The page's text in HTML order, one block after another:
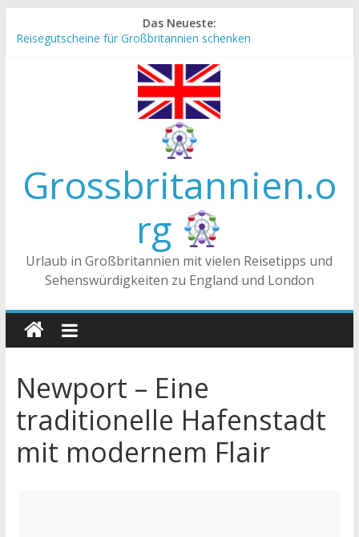
Inhalt
Das Neueste:
Reisegutscheine für Großbritannien schenken
Die Unterschiede zwischen Vereinigtes Königreich,
Großbritannien und England
Tea-Time – Was wird in Großbritannien getrunken?
Grossbritannien.o
rg
Urlaub in Großbritannien mit vielen Reisetipps und
Sehenswürdigkeiten zu England und London
Newport – Eine
traditionelle Hafenstadt
mit modernem Flair